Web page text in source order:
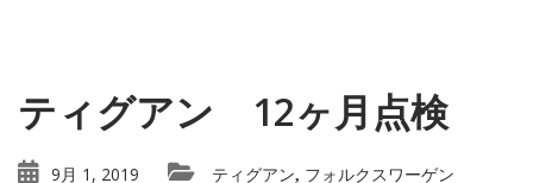
ティグアン 12ヶ月点検
9月 1, 2019 ティグアン, フォルクスワーゲン